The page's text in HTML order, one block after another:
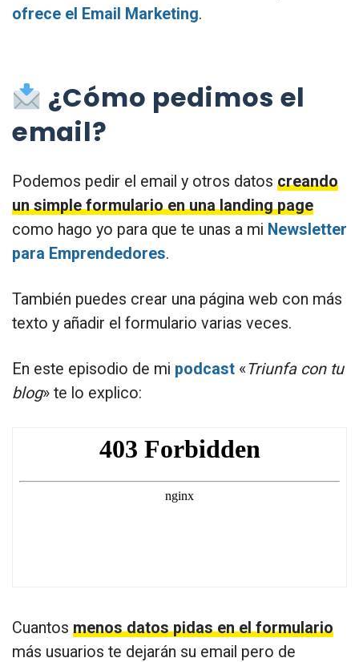
ofrece el Email Marketing.
¿Cómo pedimos el
email?
Podemos pedir el email y otros datos creando
un simple formulario en una landing page
como hago yo para que te unas a mi Newsletter
para Emprendedores.
También puedes crear una página web con más
texto y añadir el formulario varias veces.
En este episodio de mi podcast «Triunfa con tu
blog» te lo explico:
Cuantos menos datos pidas en el formulario
más usuarios te dejarán su email pero de